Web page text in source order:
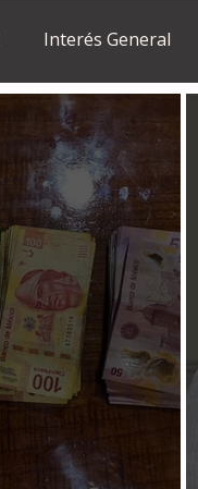
Interés General
bano Tragedia